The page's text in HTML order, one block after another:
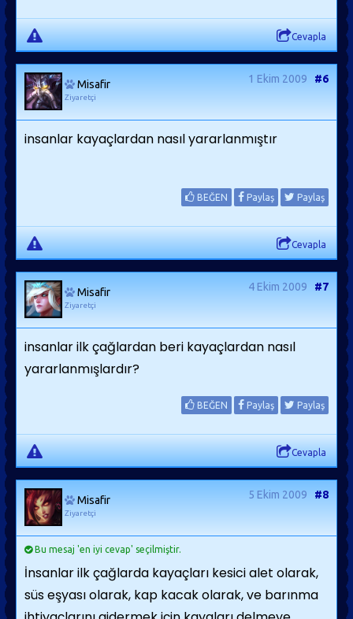
Cevapla
Misafir
Ziyaretçi
1 Ekim 2009 #6
insanlar kayaçlardan nasıl yararlanmıştır
BEĞEN Paylaş Paylaş
Cevapla
Misafir
Ziyaretçi
4 Ekim 2009 #7
insanlar ilk çağlardan beri kayaçlardan nasıl
yararlanmışlardır?
BEĞEN Paylaş Paylaş
Cevapla
Misafir
Ziyaretçi
5 Ekim 2009 #8
Bu mesaj 'en iyi cevap' seçilmiştir.
İnsanlar ilk çağlarda kayaçları kesici alet olarak,
süs eşyası olarak, kap kacak olarak, ve barınma